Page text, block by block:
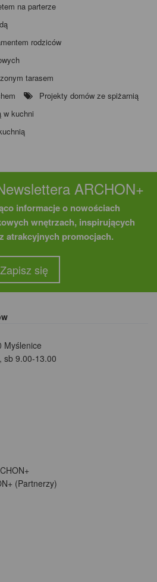
na parterze
rodziców
tarasem
Projekty domów ze spiżarnią
w kuchni
ARCHON+
informacje o nowościach
wnętrzach, inspirujących
atrakcyjnych promocjach.
Zapisz się
Myślenice
sb 9.00-13.00
(Partnerzy)